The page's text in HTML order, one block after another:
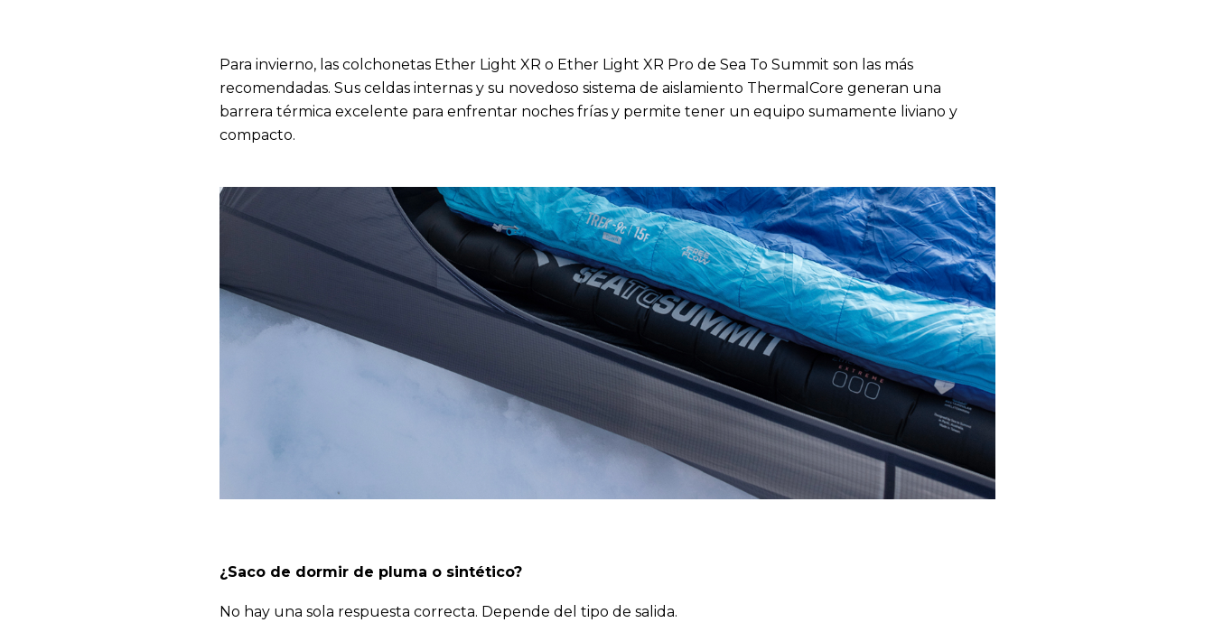
Para invierno, las colchonetas Ether Light XR o Ether Light XR Pro de Sea To Summit son las más
recomendadas. Sus celdas internas y su novedoso sistema de aislamiento ThermalCore generan una
barrera térmica excelente para enfrentar noches frías y permite tener un equipo sumamente liviano y
compacto.
¿Saco de dormir de pluma o sintético?
No hay una sola respuesta correcta. Depende del tipo de salida.